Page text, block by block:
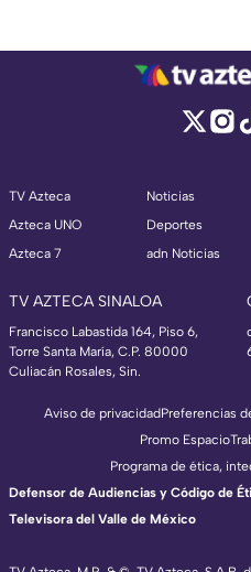
TV Azteca
Azteca UNO
Azteca 7
Noticias
Deportes
adn Noticias
TV AZTECA SINALOA
Francisco Labastida 164, Piso 6,
Torre Santa María, C.P. 80000
Culiacán Rosales, Sin.
Aviso de privacidadPreferencias
Promo Espacio
Programa de ética,
Defensor de Audiencias y Código de
Televisora del Valle de México